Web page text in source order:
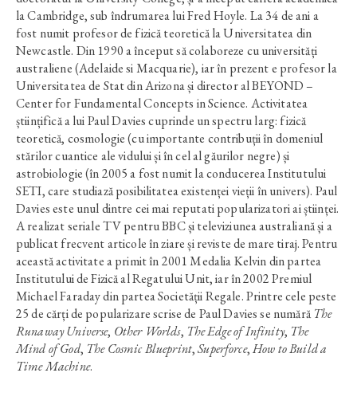
la Cambridge, sub îndrumarea lui Fred Hoyle. La 34 de ani a
fost numit profesor de fizică teoretică la Universitatea din
Newcastle. Din 1990 a început să colaboreze cu universități
australiene (Adelaide si Macquarie), iar în prezent e profesor la
Universitatea de Stat din Arizona și director al BEYOND –
Center for Fundamental Concepts in Science. Activitatea
științifică a lui Paul Davies cuprinde un spectru larg: fizică
teoretică, cosmologie (cu importante contribuții în domeniul
stărilor cuantice ale vidului și în cel al găurilor negre) și
astrobiologie (în 2005 a fost numit la conducerea Institutului
SETI, care studiază posibilitatea existenței vieții în univers). Paul
Davies este unul dintre cei mai reputati popularizatori ai științei.
A realizat seriale TV pentru BBC și televiziunea australiană și a
publicat frecvent articole în ziare și reviste de mare tiraj. Pentru
această activitate a primit în 2001 Medalia Kelvin din partea
Institutului de Fizică al Regatului Unit, iar în 2002 Premiul
Michael Faraday din partea Societății Regale. Printre cele peste
25 de cărți de popularizare scrise de Paul Davies se numărăThe
Runaway Universe, Other Worlds, The Edge of Infinity, The
Mind of God, The Cosmic Blueprint,Superforce,How to Build a
Time Machine.